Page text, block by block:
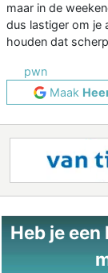
maar in de
dus lastiger om je
houden dat
pwn
Maak
Heb je